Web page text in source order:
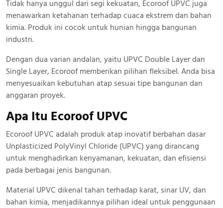
Tidak hanya unggul dari segi kekuatan, Ecoroof UPVC juga
menawarkan ketahanan terhadap cuaca ekstrem dan bahan
kimia. Produk ini cocok untuk hunian hingga bangunan
industri.
Dengan dua varian andalan, yaitu UPVC Double Layer dan
Single Layer, Ecoroof memberikan pilihan fleksibel. Anda bisa
menyesuaikan kebutuhan atap sesuai tipe bangunan dan
anggaran proyek.
Apa Itu Ecoroof UPVC
Ecoroof UPVC adalah produk atap inovatif berbahan dasar
Unplasticized PolyVinyl Chloride (UPVC) yang dirancang
untuk menghadirkan kenyamanan, kekuatan, dan efisiensi
pada berbagai jenis bangunan.
Material UPVC dikenal tahan terhadap karat, sinar UV, dan
bahan kimia, menjadikannya pilihan ideal untuk penggunaan